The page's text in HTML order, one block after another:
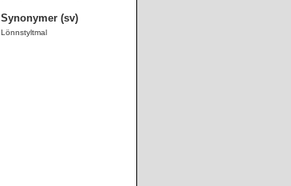
Synonymer (sv)
Lönnstyltmal